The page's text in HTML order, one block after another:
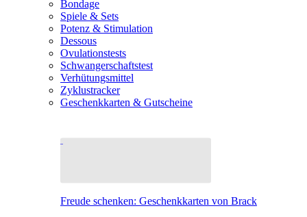
Bondage
Spiele & Sets
Potenz & Stimulation
Dessous
Ovulationstests
Schwangerschaftstest
Verhütungsmittel
Zyklustracker
Geschenkkarten & Gutscheine
Freude schenken: Geschenkkarten von Brack